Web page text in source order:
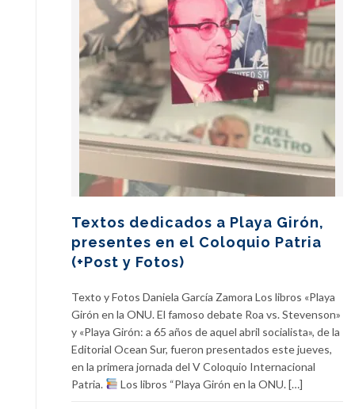
Textos dedicados a Playa Girón,
presentes en el Coloquio Patria
(+Post y Fotos)
Texto y Fotos Daniela García Zamora Los libros «Playa
Girón en la ONU. El famoso debate Roa vs. Stevenson»
y «Playa Girón: a 65 años de aquel abril socialista», de la
Editorial Ocean Sur, fueron presentados este jueves,
en la primera jornada del V Coloquio Internacional
Patria.
Los libros “Playa Girón en la ONU. […]